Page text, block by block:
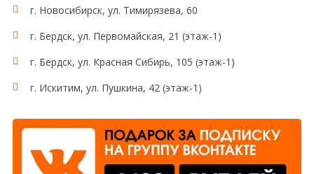
г. Новосибирск, ул. Тимирязева, 60
г. Бердск, ул. Первомайская, 21 (этаж-1)
г. Бердск, ул. Красная Сибирь, 105 (этаж-1)
г. Искитим, ул. Пушкина, 42 (этаж-1)